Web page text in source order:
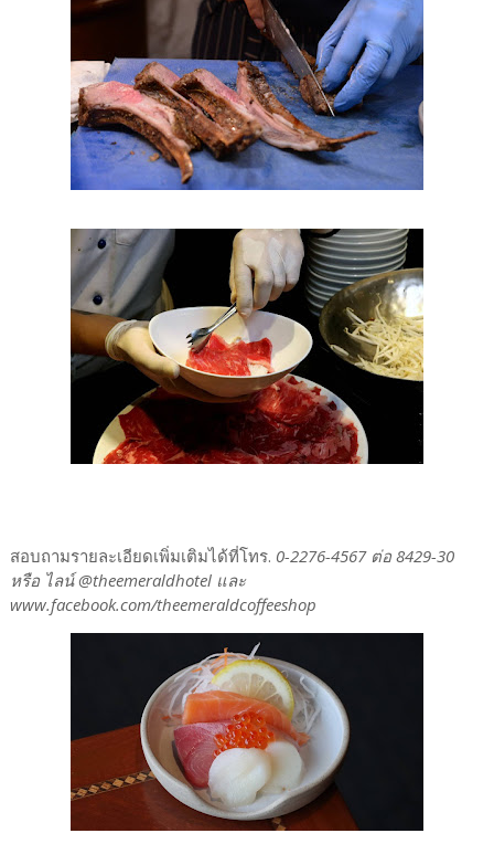
สอบถามรายละเอียดเพิ่มเติมได้ที่โทร. 0-2276-4567 ต่อ 8429-30
หรือ ไลน์ @theemeraldhotel และ
www.facebook.com/theemeraldcoffeeshop